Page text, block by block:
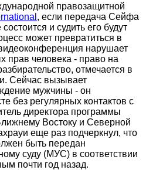
правозащитной
, если передача Сейфа
и судить его будут
может превратиться в
нарушает
прав человека - право на
отмечается в
Сейчас вызывает
мужчины - он
без регулярных контактов с
директора программы
Востоку и Северной
еще раз подчеркнул, что
быть передан
суду (МУС) в соответствии
почти год назад.